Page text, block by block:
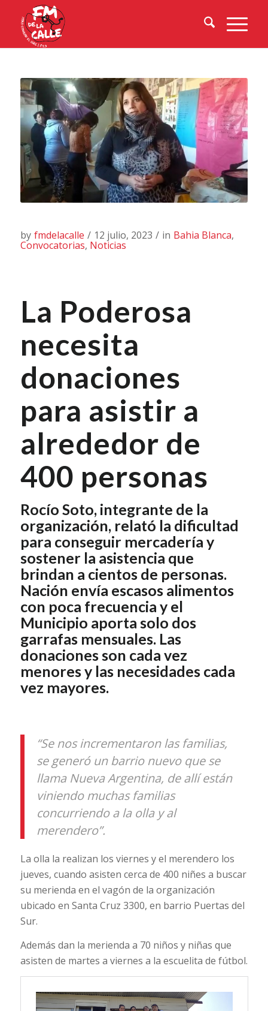
by fmdelacalle / 12 julio, 2023 / in Bahia Blanca,
Convocatorias, Noticias
La Poderosa
necesita
donaciones
para asistir a
alrededor de
400 personas
Rocío Soto, integrante de la
organización, relató la dificultad
para conseguir mercadería y
sostener la asistencia que
brindan a cientos de personas.
Nación envía escasos alimentos
con poca frecuencia y el
Municipio aporta solo dos
garrafas mensuales. Las
donaciones son cada vez
menores y las necesidades cada
vez mayores.
“Se nos incrementaron las familias,
se generó un barrio nuevo que se
llama Nueva Argentina, de allí están
viniendo muchas familias
concurriendo a la olla y al
merendero”.
La olla la realizan los viernes y el merendero los
jueves, cuando asisten cerca de 400 niñes a buscar
su merienda en el vagón de la organización
ubicado en Santa Cruz 3300, en barrio Puertas del
Sur.
Además dan la merienda a 70 niños y niñas que
asisten de martes a viernes a la escuelita de fútbol.